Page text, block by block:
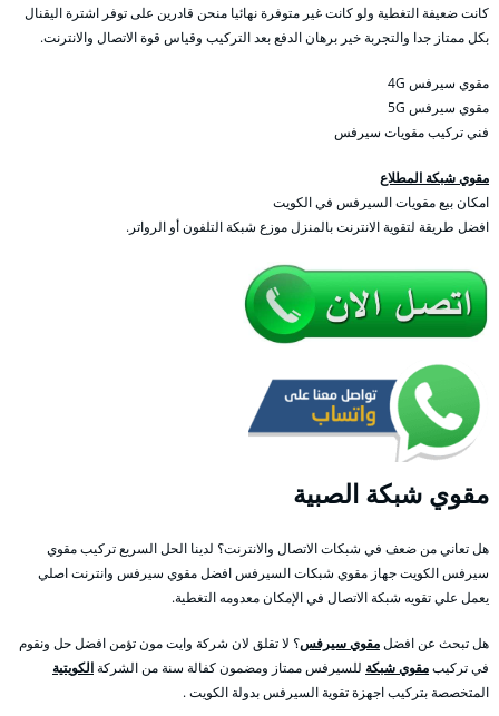
كانت ضعيفة التغطية ولو كانت غير متوفرة نهائيا منحن قادرين على توفر اشترة اليقنال
بكل ممتاز جدا والتجربة خير برهان الدفع بعد التركيب وقياس قوة الاتصال والانترنت.
مقوي سيرفس 4G
مقوي سيرفس 5G
فني تركيب مقويات سيرفس
مقوي شبكة المطلاع
امكان بيع مقويات السيرفس في الكويت
افضل طريقة لتقوية الانترنت بالمنزل موزع شبكة التلفون أو الرواتر.
مقوي شبكة الصبية
هل تعاني من ضعف في شبكات الاتصال والانترنت؟ لدينا الحل السريع تركيب مقوي
سيرفس الكويت جهاز مقوي شبكات السيرفس افضل مقوي سيرفس وانترنت اصلي
يعمل علي تقويه شبكة الاتصال في الإمكان معدومه التغطية.
هل تبحث عن افضلمقوي سيرفس؟ لا تقلق لان شركة وايت مون تؤمن افضل حل ونقوم
في تركيبمقوي شبكة للسيرفس ممتاز ومضمون كفالة سنة من الشركةالكويتية
المتخصصة بتركيب اجهزة تقوية السيرفس بدولة الكويت .